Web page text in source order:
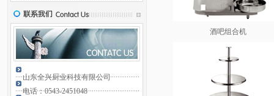
山东全兴厨业科技有限公司
电话：0543-2451048
酒吧组合机